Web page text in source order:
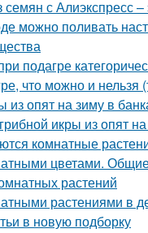
семян с Алиэкспресс
можно поливать
подагре
что можно и нельзя
из опят на зиму в
икры из опят
комнатные
цветами.
растений
растениями в
в новую подборку